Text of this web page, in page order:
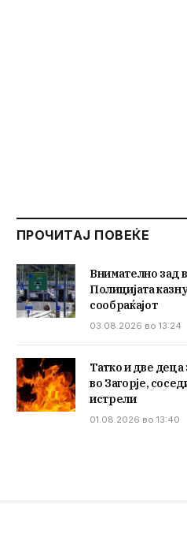
ПРОЧИТАЈ ПОВЕЌЕ
Внимателно зад
Полицијата
сообраќајот
03.08.2026 во 13:24
Татко и две деца
во Загорје,
истрели
01.08.2026 во 13:40